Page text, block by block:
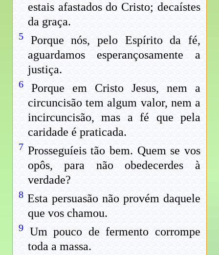
estais afastados do Cristo; decaístes
da graça.
5 Porque nós, pelo Espírito da fé,
aguardamos esperançosamente a
justiça.
6 Porque em Cristo Jesus, nem a
circuncisão tem algum valor, nem a
incircuncisão, mas a fé que pela
caridade é praticada.
7 Prosseguíeis tão bem. Quem se vos
opôs, para não obedecerdes à
verdade?
8 Esta persuasão não provém daquele
que vos chamou.
9 Um pouco de fermento corrompe
toda a massa.